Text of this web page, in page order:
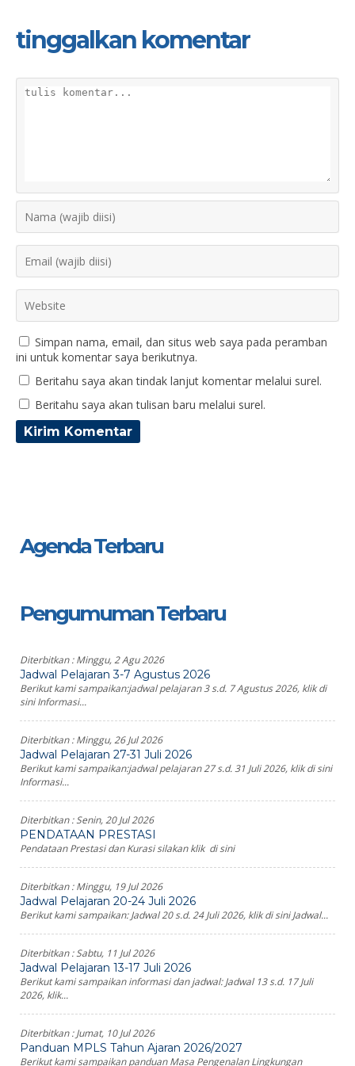
tinggalkan komentar
Simpan nama, email, dan situs web saya pada peramban
ini untuk komentar saya berikutnya.
Beritahu saya akan tindak lanjut komentar melalui surel.
Beritahu saya akan tulisan baru melalui surel.
Agenda Terbaru
Pengumuman Terbaru
Diterbitkan :Minggu, 2 Agu 2026
Jadwal Pelajaran 3-7 Agustus 2026
Berikut kami sampaikan:jadwal pelajaran 3 s.d. 7 Agustus 2026, klik di
sini Informasi...
Diterbitkan :Minggu, 26 Jul 2026
Jadwal Pelajaran 27-31 Juli 2026
Berikut kami sampaikan:jadwal pelajaran 27 s.d. 31 Juli 2026, klik di sini
Informasi...
Diterbitkan :Senin, 20 Jul 2026
PENDATAAN PRESTASI
Pendataan Prestasi dan Kurasi silakan klik di sini
Diterbitkan :Minggu, 19 Jul 2026
Jadwal Pelajaran 20-24 Juli 2026
Berikut kami sampaikan: Jadwal 20 s.d. 24 Juli 2026, klik di sini Jadwal...
Diterbitkan :Sabtu, 11 Jul 2026
Jadwal Pelajaran 13-17 Juli 2026
Berikut kami sampaikan informasi dan jadwal: Jadwal 13 s.d. 17 Juli
2026, klik...
Diterbitkan :Jumat, 10 Jul 2026
Panduan MPLS Tahun Ajaran 2026/2027
Berikut kami sampaikan panduan Masa Pengenalan Lingkungan